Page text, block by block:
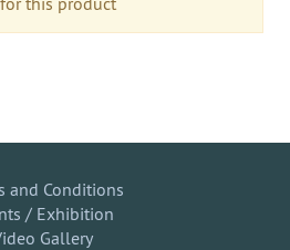
and Conditions
/ Exhibition
Gallery